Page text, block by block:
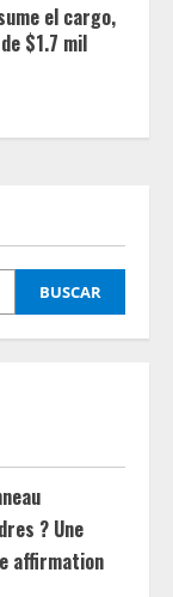
el cargo,
$1.7 mil
BUSCAR
? Une
affirmation